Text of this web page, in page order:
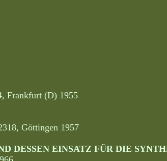
Frankfurt (D) 1955
Göttingen 1957
DESSEN EINSATZ FÜR DIE